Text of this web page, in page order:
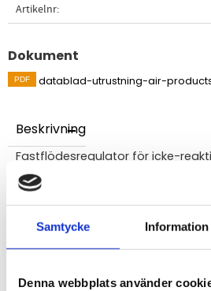
Samtycke Information
Denna webbplats använder
Artikelnr
Dokument
datablad-utrustning-air-
Beskrivning
Fastflödesregulator för icke-
som CO, CH4, C3H8, CO2, H2,
Flöde: 0,5 l/min
STÄLL EN FRÅGA OM